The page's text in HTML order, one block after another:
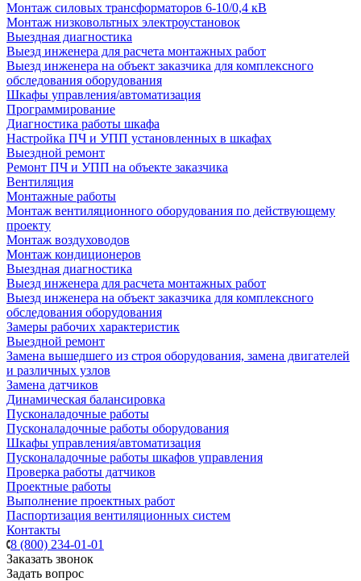
Монтаж силовых трансформаторов 6-10/0,4 кВ
Монтаж низковольтных электроустановок
Выездная диагностика
Выезд инженера для расчета монтажных работ
Выезд инженера на объект заказчика для комплексного
обследования оборудования
Шкафы управления/автоматизация
Программирование
Диагностика работы шкафа
Настройка ПЧ и УПП установленных в шкафах
Выездной ремонт
Ремонт ПЧ и УПП на объекте заказчика
Вентиляция
Монтажные работы
Монтаж вентиляционного оборудования по действующему
проекту
Монтаж воздуховодов
Монтаж кондиционеров
Выездная диагностика
Выезд инженера для расчета монтажных работ
Выезд инженера на объект заказчика для комплексного
обследования оборудования
Замеры рабочих характеристик
Выездной ремонт
Замена вышедшего из строя оборудования, замена двигателей
и различных узлов
Замена датчиков
Динамическая балансировка
Пусконаладочные работы
Пусконаладочные работы оборудования
Шкафы управления/автоматизация
Пусконаладочные работы шкафов управления
Проверка работы датчиков
Проектные работы
Выполнение проектных работ
Паспортизация вентиляционных систем
Контакты
8 (800) 234-01-01
Заказать звонок
Задать вопрос